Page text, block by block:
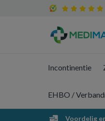
Incontinentie
EHBO /
Voordelig